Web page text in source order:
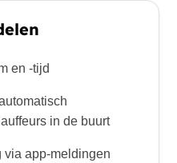
en -tijd
in de buurt
via app-meldingen